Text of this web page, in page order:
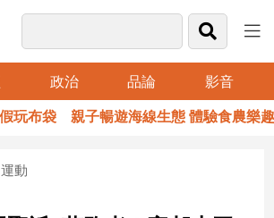
政治 品論 影音
布袋 親子暢遊海線生態 體驗食農樂趣
運動